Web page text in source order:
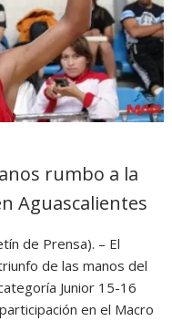
rumbo a la
Aguascalientes
de Prensa). – El
de las manos del
Junior 15-16
en el Macro